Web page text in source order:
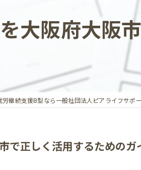
大阪府大阪
労継続支援B型なら一般社団法人ピアライフサポ
で正しく活用するためのガ